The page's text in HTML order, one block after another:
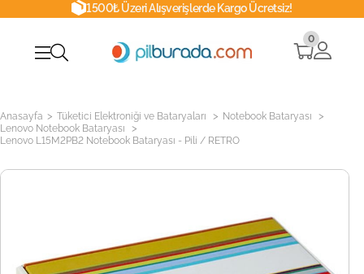
1500₺ Üzeri Alışverişlerde Kargo Ücretsiz!
0
Anasayfa > Tüketici Elektroniği ve Bataryaları > Notebook Bataryası >
Lenovo Notebook Bataryası >
Lenovo L15M2PB2 Notebook Bataryası - Pili / RETRO